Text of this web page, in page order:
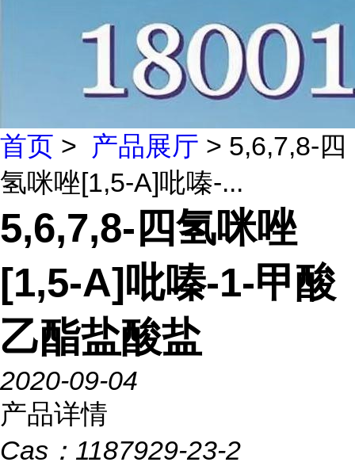
首页 > 产品展厅 > 5,6,7,8-四
氢咪唑[1,5-A]吡嗪-...
5,6,7,8-四氢咪唑
[1,5-A]吡嗪-1-甲酸
乙酯盐酸盐
2020-09-04
产品详情
Cas： 1187929-23-2